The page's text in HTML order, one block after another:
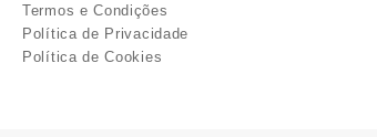
Termos e Condições
Política de Privacidade
Política de Cookies